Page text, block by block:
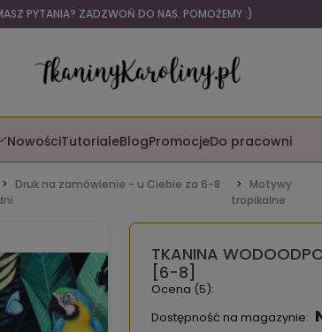
W RAJU DLA RĘKODZIELNIKÓW I TAPICERÓW
NowościTutorialeBlogPromocjeDo pracowni
Druk na zamówienie - u Ciebie za 6-8
Motywy
tropikalne
TKANINA
[6-8]
Ocena (5):
Dostępność na magazynie: